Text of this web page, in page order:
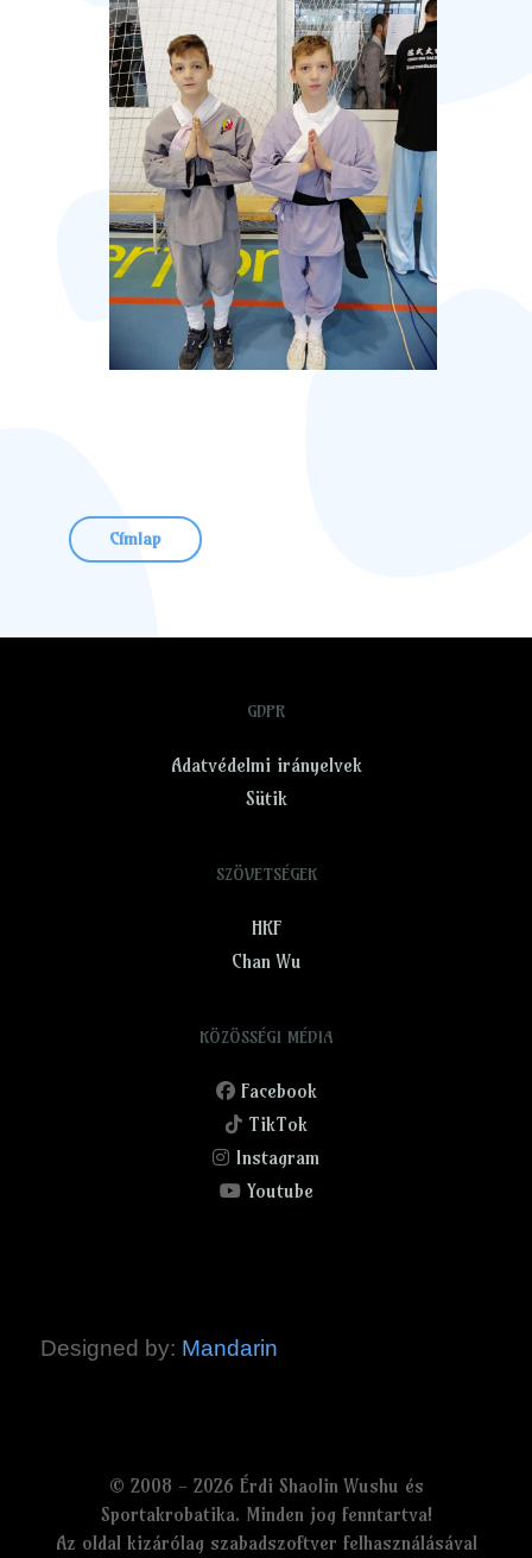
Címlap
GDPR
Adatvédelmi irányelvek
Sütik
SZÖVETSÉGEK
HKF
Chan Wu
KÖZÖSSÉGI MÉDIA
Facebook
TikTok
Instagram
Youtube
Designed by: Mandarin
© 2008 - 2026 Érdi Shaolin Wushu és
Sportakrobatika. Minden jog fenntartva!
Az oldal kizárólag szabadszoftver felhasználásával